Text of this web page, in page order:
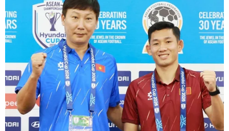
#Study for 'Worn Out'
Theo dõi VietnamPlus